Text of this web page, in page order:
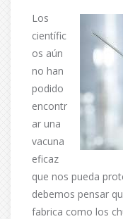
Los
científic
os aún
no han
podido
encontr
ar una
vacuna
eficaz
que nos pueda
debemos pensar
fabrica como los